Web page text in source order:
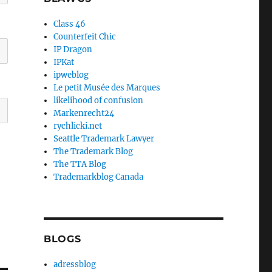
Class 46
Counterfeit Chic
IP Dragon
IPKat
ipweblog
Le petit Musée des Marques
likelihood of confusion
Markenrecht24
rychlicki.net
Seattle Trademark Lawyer
The Trademark Blog
The TTA Blog
Trademarkblog Canada
BLOGS
adressblog